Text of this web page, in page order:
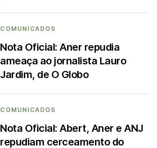
COMUNICADOS
Nota Oficial: Aner repudia
ameaça ao jornalista Lauro
Jardim, de O Globo
COMUNICADOS
Nota Oficial: Abert, Aner e ANJ
repudiam cerceamento do